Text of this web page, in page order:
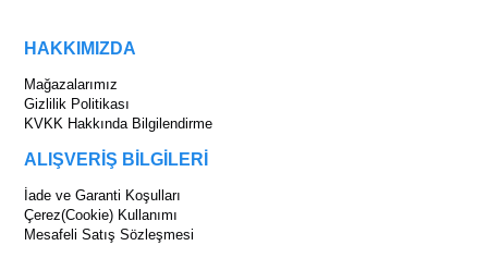
HAKKIMIZDA
Mağazalarımız
Gizlilik Politikası
KVKK Hakkında Bilgilendirme
ALIŞVERİŞ BİLGİLERİ
İade ve Garanti Koşulları
Çerez(Cookie) Kullanımı
Mesafeli Satış Sözleşmesi